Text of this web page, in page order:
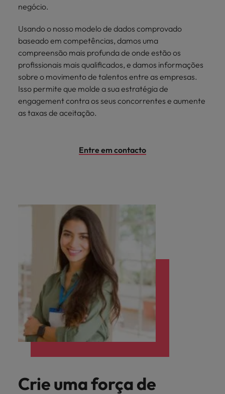
negócio.
Usando o nosso modelo de dados comprovado
baseado em competências, damos uma
compreensão mais profunda de onde estão os
profissionais mais qualificados, e damos informações
sobre o movimento de talentos entre as empresas.
Isso permite que molde a sua estratégia de
engagement contra os seus concorrentes e aumente
as taxas de aceitação.
Entre em contacto
Crie uma força de